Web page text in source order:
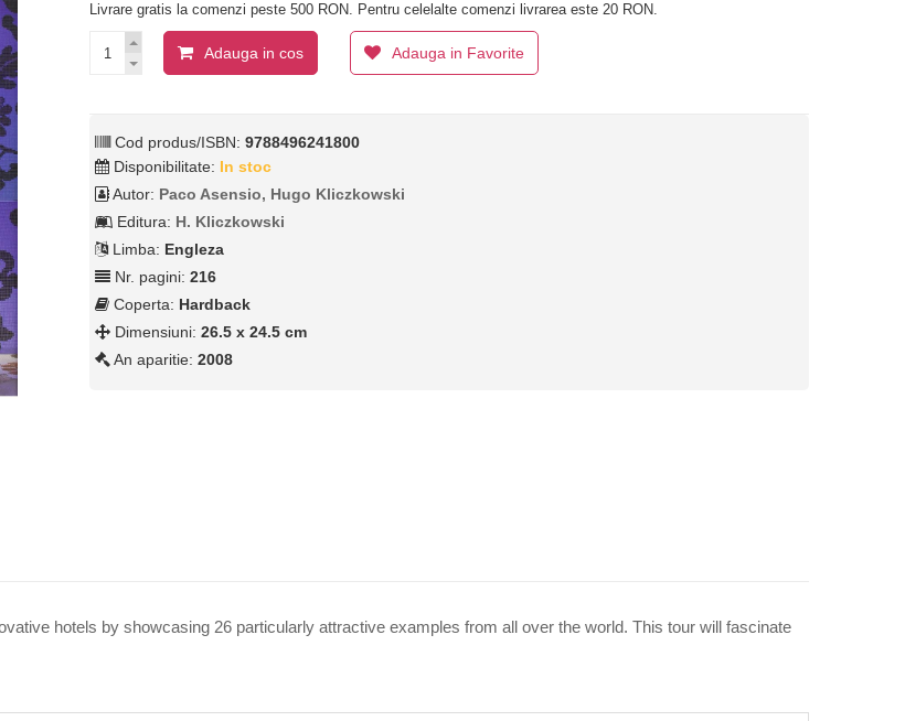
Livrare gratis la comenzi peste 500 RON. Pentru celelalte comenzi livrarea este 20 RON.
Adauga in cos Adauga in Favorite
Cod produs/ISBN:9788496241800
Disponibilitate: In stoc
Autor: Paco Asensio, Hugo Kliczkowski
Editura: H. Kliczkowski
Limba: Engleza
Nr. pagini:216
Coperta: Hardback
Dimensiuni:26.5 x 24.5 cm
An aparitie:2008
hotels by showcasing 26 particularly attractive examples from all over the world. This tour will fascinate